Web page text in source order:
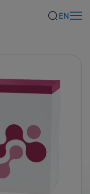
EN